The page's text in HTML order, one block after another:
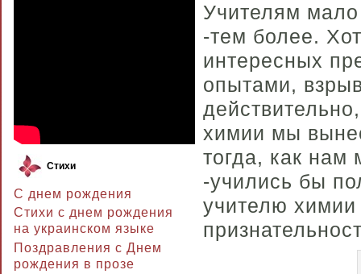
Стихи
С днем рождения
Стихи с днем рождения
на украинском языке
Поздравления с Днем
рождения в прозе
Учителям
-тем более.
интересных
опытами,
химии мы
тогда, как нам
-учились бы
учителю химии